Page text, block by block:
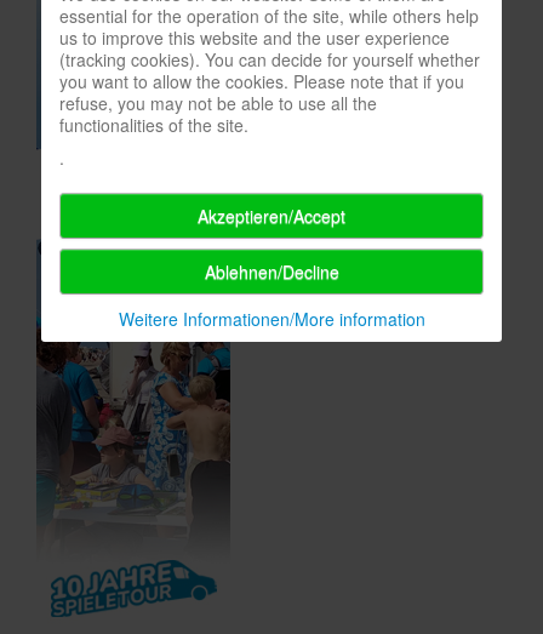
In eigener Sache-On our own behalf
Archivierte Meldungen-News archive
essential for the operation of the site, while others help
us to improve this website and the user experience
(tracking cookies). You can decide for yourself whether
you want to allow the cookies. Please note that if you
refuse, you may not be able to use all the
functionalities of the site.
.
Akzeptieren/Accept
Ablehnen/Decline
Weitere Informationen/More information